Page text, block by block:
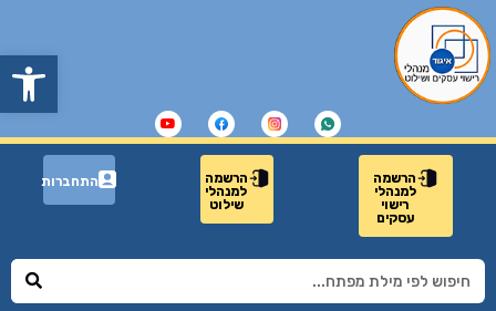
הרשמה
למנהלי
רישוי
עסקים
הרשמה
למנהלי
שילוט
התחברות